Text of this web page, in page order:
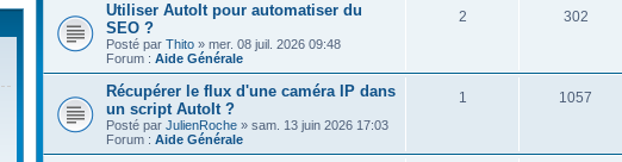
Utiliser AutoIt pour automatiser du
SEO ?
Posté par Thito » mer. 08 juil. 2026 09:48
Forum : Aide Générale
2 302
Récupérer le flux d'une caméra IP dans
un script AutoIt ?
Posté par JulienRoche » sam. 13 juin 2026 17:03
Forum : Aide Générale
1 1057